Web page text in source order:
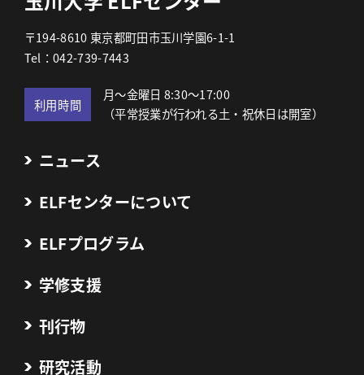
〒194-8610 東京都町田市玉川学園6-1-1
Tel：042-739-7443
利用時間
月～金曜日 8:30～17:00
（平常授業が行われる土・祝休日は開室）
ニュース
ELFセンターについて
ELFプログラム
学修支援
刊行物
研究活動